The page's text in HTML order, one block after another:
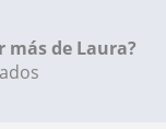
más de Laura?